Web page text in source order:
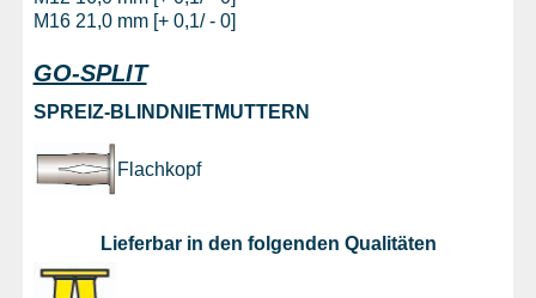
M16 21,0 mm [+ 0,1/ - 0]
GO-SPLIT
SPREIZ-BLINDNIETMUTTERN
Flachkopf
Lieferbar in den folgenden Qualitäten